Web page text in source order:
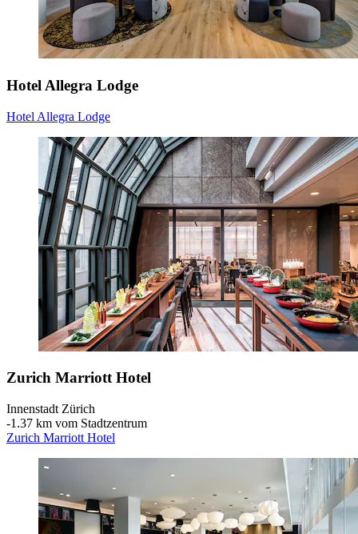
Hotel Allegra Lodge
Hotel Allegra Lodge
Zurich Marriott Hotel
Innenstadt Zürich
‐1.37 km vom Stadtzentrum
Zurich Marriott Hotel